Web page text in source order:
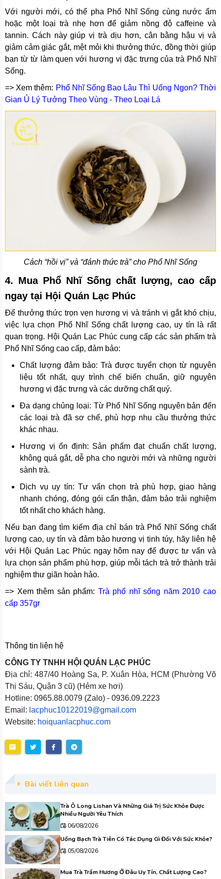
Với người mới, có thể pha Phổ Nhĩ Sống cùng nước ấm
hoặc một loại trà nhẹ hơn để giảm nồng độ caffeine và
tannin. Cách này giúp vị trà dịu hơn, cân bằng hậu vị và
giảm cảm giác gắt, mệt mỏi khi thưởng thức, đồng thời giúp
bạn từ từ làm quen với hương vị đặc trưng của trà Phổ Nhĩ
Sống.
=> Xem thêm: Phổ Nhĩ Sống Bao Lâu Thì Uống Ngon? Thời
Gian Ủ Lý Tưởng Theo Vùng - Theo Loại Lá
Cách “hồi vị” và “đánh thức trà” cho Phổ Nhĩ Sống
4. Mua Phổ Nhĩ Sống chất lượng, cao cấp
ngay tại Hội Quán Lạc Phúc
Để thưởng thức trọn vẹn hương vị và tránh vị gắt khó chịu,
việc lựa chọn Phổ Nhĩ Sống chất lượng cao, uy tín là rất
quan trọng. Hội Quán Lạc Phúc cung cấp các sản phẩm trà
Phổ Nhĩ Sống cao cấp, đảm bảo:
Chất lượng đảm bảo: Trà được tuyển chọn từ nguyên
liệu tốt nhất, quy trình chế biến chuẩn, giữ nguyên
hương vị đặc trưng và các dưỡng chất quý.
Đa dạng chủng loại: Từ Phổ Nhĩ Sống nguyên bản đến
các loại trà đã sơ chế, phù hợp nhu cầu thưởng thức
khác nhau.
Hương vị ổn định: Sản phẩm đạt chuẩn chất lượng,
không quá gắt, dễ pha cho người mới và những người
sành trà.
Dịch vụ uy tín: Tư vấn chọn trà phù hợp, giao hàng
nhanh chóng, đóng gói cẩn thận, đảm bảo trải nghiệm
tốt nhất cho khách hàng.
Nếu bạn đang tìm kiếm địa chỉ bán trà Phổ Nhĩ Sống chất
lượng cao, uy tín và đảm bảo hương vị tinh túy, hãy liên hệ
với Hội Quán Lạc Phúc ngay hôm nay để được tư vấn và
lựa chọn sản phẩm phù hợp, giúp mỗi tách trà trở thành trải
nghiệm thư giãn hoàn hảo.
=> Xem thêm sản phẩm: Trà phổ nhĩ sống năm 2010 cao
cấp 357gr
Thông tin liên hệ
CÔNG TY TNHH HỘI QUÁN LẠC PHÚC
Địa chỉ: 487/40 Hoàng Sa, P. Xuân Hòa, HCM (Phường Võ
Thị Sáu, Quận 3 cũ) (Hẻm xe hơi)
Hotline: 0965.88.0079 (Zalo) - 0936.09.2223
Email: lacphuc10122019@gmail.com
Website: hoiquanlacphuc.com
Bài viết liên quan
Trà Ô Long Lishan Và Những Giá Trị Sức Khỏe Được
Nhiều Người Yêu Thích
06/08/2026
Uống Bạch Trà Tiên Có Tác Dụng Gì Đối Với Sức Khỏe?
05/08/2026
Mua Trà Trầm Hương Ở Đâu Uy Tín, Chất Lượng Cao?